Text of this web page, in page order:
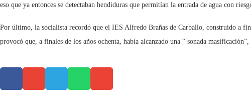
eso que ya entonces se detectaban hendiduras que permitían la entrada de agua con
Por último, la socialista recordó que el IES Alfredo Brañas de Carballo, construido a
provocó que, a finales de los años ochenta, había alcanzado una “ sonada